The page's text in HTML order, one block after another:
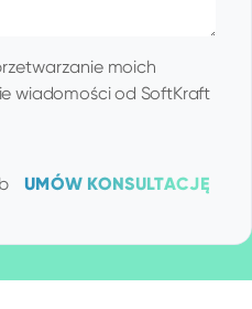
moich
wiadomości od SoftKraft
UMÓW KONSULTACJĘ